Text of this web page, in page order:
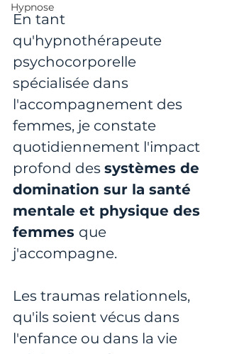
Hypnose
En tant
qu'hypnothérapeute
psychocorporelle
spécialisée dans
l'accompagnement des
femmes, je constate
quotidiennement l'impact
profond des systèmes de
domination sur la santé
mentale et physique des
femmes que
j'accompagne.
Les traumas relationnels,
qu'ils soient vécus dans
l'enfance ou dans la vie